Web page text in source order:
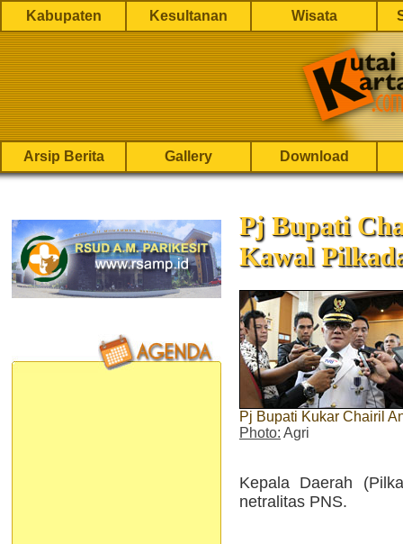
Kabupaten Kesultanan Wisata
Arsip Berita Gallery Download
Pj Bupati
Kawal
Pj Bupati Kukar Chairil
Photo: Agri
Kepala Daerah
netralitas PNS.